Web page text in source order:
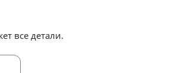
все детали.